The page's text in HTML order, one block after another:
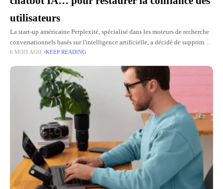
utilisateurs
La start-up américaine Perplexité, spécialisé dans les moteurs de recherche
conversationnels basés sur l'intelligence artificielle, a décidé de supprimer
totalement la publicité de son chatbot. Après avoir été l'un des
6 MOIS AGO KEEP READING